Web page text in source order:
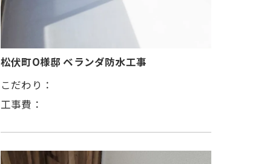
松伏町O様邸 ベランダ防水工事
こだわり：
工事費：